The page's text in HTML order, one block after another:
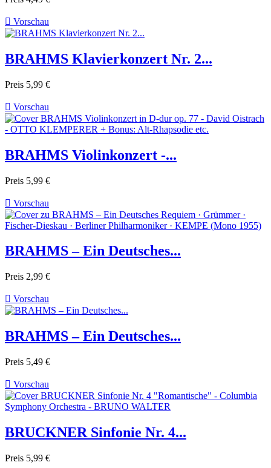
 Vorschau
BRAHMS Klavierkonzert Nr. 2...
Preis 5,99 €
 Vorschau
BRAHMS Violinkonzert -...
Preis 5,99 €
 Vorschau
BRAHMS – Ein Deutsches...
Preis 2,99 €
 Vorschau
BRAHMS – Ein Deutsches...
Preis 5,49 €
 Vorschau
BRUCKNER Sinfonie Nr. 4...
Preis 5,99 €